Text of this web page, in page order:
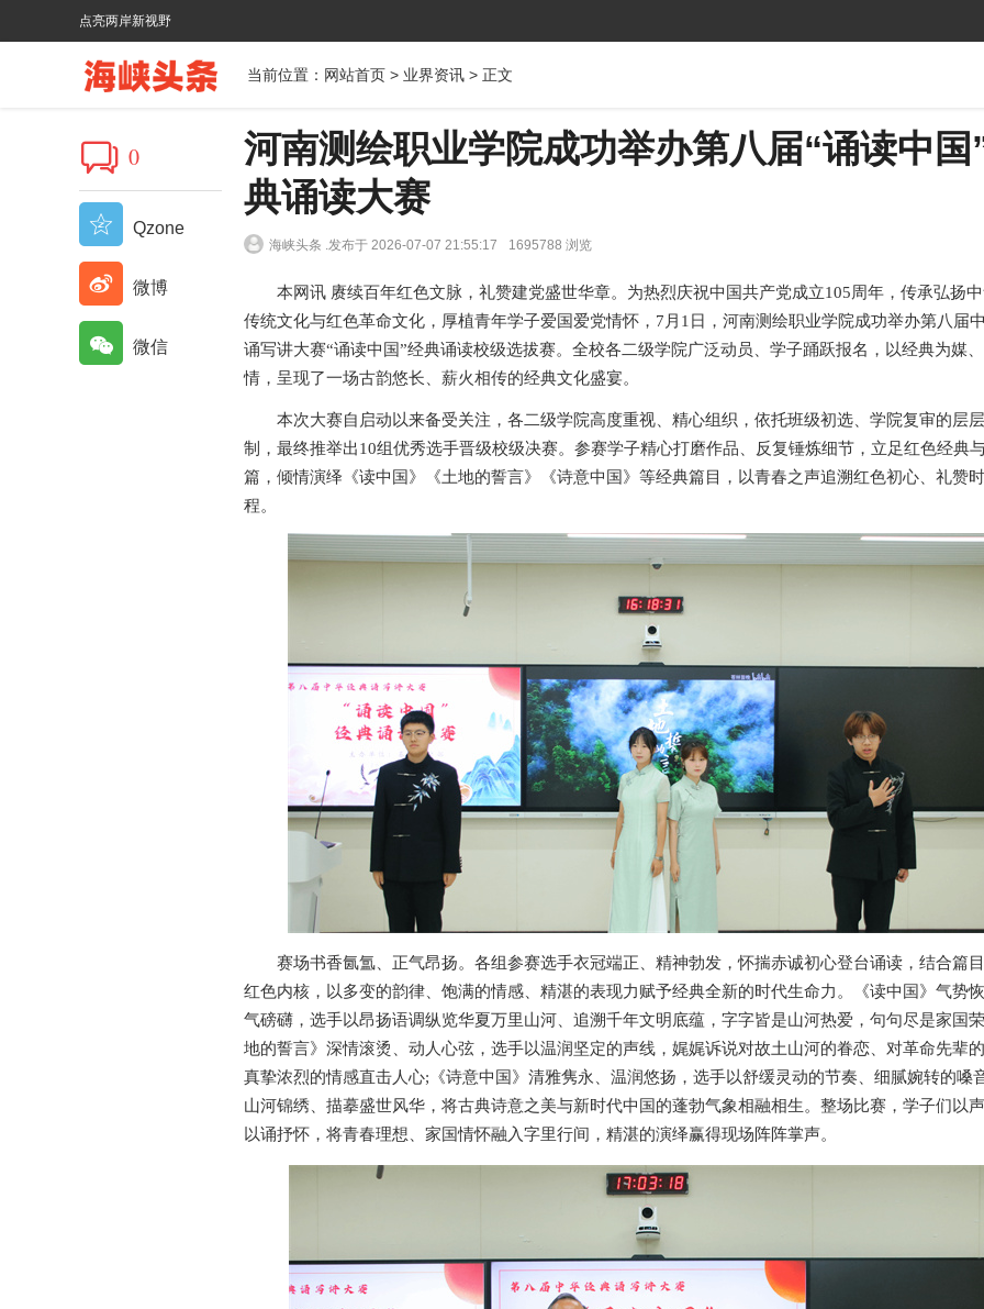
点亮两岸新视野
当前位置： 网站首页 > 业界资讯 > 正文
河南测绘职业学院成功举办第八届“诵读中国
典诵读大赛
海峡头条 .发布于 2026-07-07 21:55:17 1695788 浏览
本网讯 赓续百年红色文脉，礼赞建党盛世华章。为热烈庆祝中国共产党成立105周年，传承弘扬
传统文化与红色革命文化，厚植青年学子爱国爱党情怀，7月1日，河南测绘职业学院成功举办第八届
诵写讲大赛“诵读中国”经典诵读校级选拔赛。全校各二级学院广泛动员、学子踊跃报名，以经典为媒
情，呈现了一场古韵悠长、薪火相传的经典文化盛宴。
本次大赛自启动以来备受关注，各二级学院高度重视、精心组织，依托班级初选、学院复审的层
制，最终推举出10组优秀选手晋级校级决赛。参赛学子精心打磨作品、反复锤炼细节，立足红色经典
篇，倾情演绎《读中国》《土地的誓言》《诗意中国》等经典篇目，以青春之声追溯红色初心、礼赞
程。
赛场书香氤氲、正气昂扬。各组参赛选手衣冠端正、精神勃发，怀揣赤诚初心登台诵读，结合篇
红色内核，以多变的韵律、饱满的情感、精湛的表现力赋予经典全新的时代生命力。《读中国》气势
气磅礴，选手以昂扬语调纵览华夏万里山河、追溯千年文明底蕴，字字皆是山河热爱，句句尽是家国
地的誓言》深情滚烫、动人心弦，选手以温润坚定的声线，娓娓诉说对故土山河的眷恋、对革命先辈
真挚浓烈的情感直击人心;《诗意中国》清雅隽永、温润悠扬，选手以舒缓灵动的节奏、细腻婉转的嗓
山河锦绣、描摹盛世风华，将古典诗意之美与新时代中国的蓬勃气象相融相生。整场比赛，学子们以
以诵抒怀，将青春理想、家国情怀融入字里行间，精湛的演绎赢得现场阵阵掌声。
0
Qzone
微博
微信